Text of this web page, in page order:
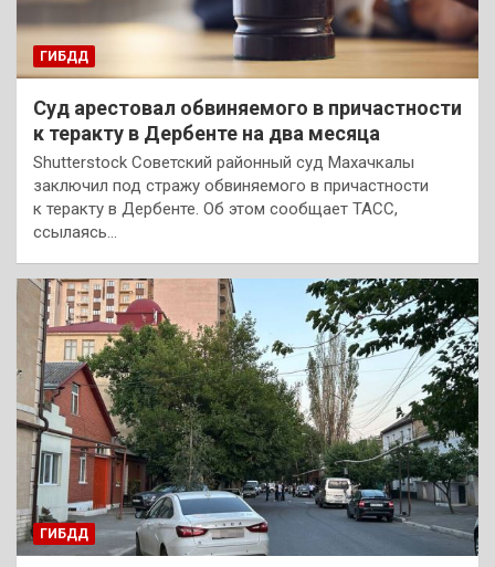
ГИБДД
Суд арестовал обвиняемого в причастности
к теракту в Дербенте на два месяца
Shutterstock Советский районный суд Махачкалы
заключил под стражу обвиняемого в причастности
к теракту в Дербенте. Об этом сообщает ТАСС,
ссылаясь…
ГИБДД